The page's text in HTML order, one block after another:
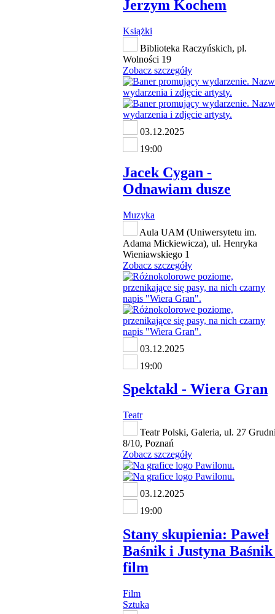
Jerzym Kochem
Książki
Biblioteka Raczyńskich, pl.
Wolności 19
Zobacz szczegóły
03.12.2025
19:00
Jacek Cygan -
Odnawiam dusze
Muzyka
Aula UAM (Uniwersytetu im.
Adama Mickiewicza), ul. Henryka
Wieniawskiego 1
Zobacz szczegóły
03.12.2025
19:00
Spektakl - Wiera Gran
Teatr
Teatr Polski, Galeria, ul. 27
8/10, Poznań
Zobacz szczegóły
03.12.2025
19:00
Stany skupienia: Paweł
Baśnik i Justyna Baśnik
film
Film
Sztuka